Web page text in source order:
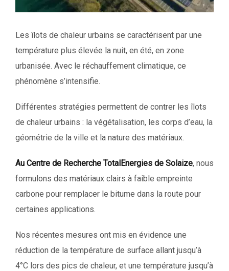
Les îlots de chaleur urbains se caractérisent par une
température plus élevée la nuit, en été, en zone
urbanisée. Avec le réchauffement climatique, ce
phénomène s’intensifie.
Différentes stratégies permettent de contrer les îlots
de chaleur urbains : la végétalisation, les corps d’eau, la
géométrie de la ville et la nature des matériaux.
Au Centre de Recherche TotalEnergies de Solaize, nous
formulons des matériaux clairs à faible empreinte
carbone pour remplacer le bitume dans la route pour
certaines applications.
Nos récentes mesures ont mis en évidence une
réduction de la température de surface allant jusqu’à
4°C lors des pics de chaleur, et une température jusqu’à